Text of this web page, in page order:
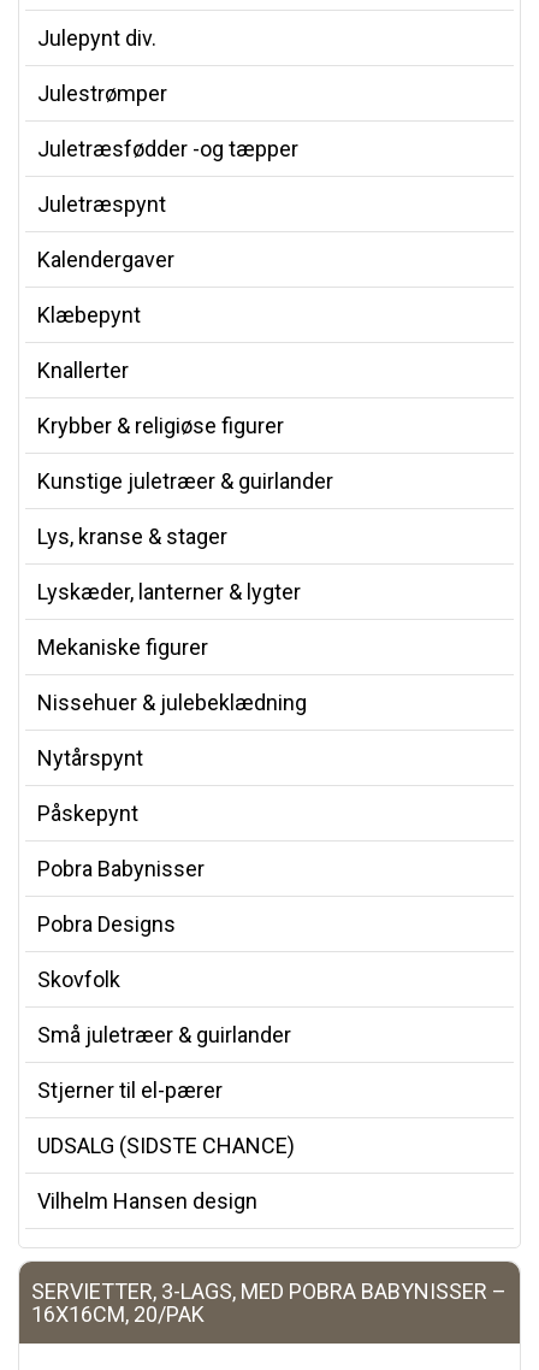
Julepynt div.
Julestrømper
Juletræsfødder -og tæpper
Juletræspynt
Kalendergaver
Klæbepynt
Knallerter
Krybber & religiøse figurer
Kunstige juletræer & guirlander
Lys, kranse & stager
Lyskæder, lanterner & lygter
Mekaniske figurer
Nissehuer & julebeklædning
Nytårspynt
Påskepynt
Pobra Babynisser
Pobra Designs
Skovfolk
Små juletræer & guirlander
Stjerner til el-pærer
UDSALG (SIDSTE CHANCE)
Vilhelm Hansen design
SERVIETTER, 3-LAGS, MED POBRA BABYNISSER –
16X16CM, 20/PAK